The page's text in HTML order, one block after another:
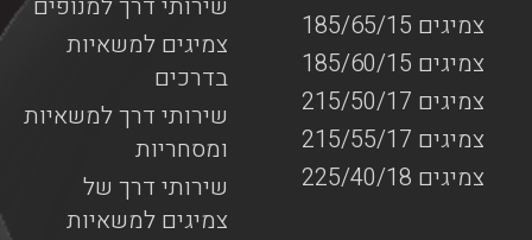
צמיגים למשאיות
בדרכים
שירותי דרך למשאיות
ומסחריות
שירותי דרך של
צמיגים למשאיות
צמיגים 185/65/15
צמיגים 185/60/15
צמיגים 215/50/17
צמיגים 215/55/17
צמיגים 225/40/18